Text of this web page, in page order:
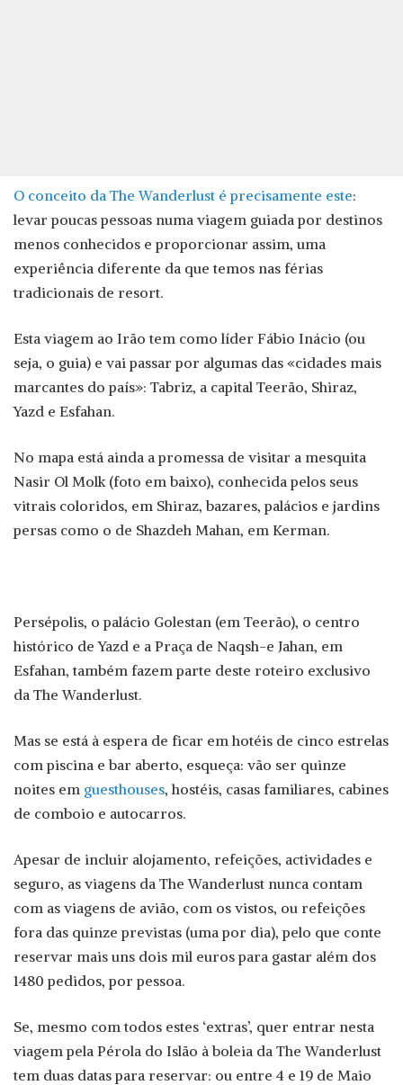
O conceito da The Wanderlust é precisamente este:
levar poucas pessoas numa viagem guiada por destinos
menos conhecidos e proporcionar assim, uma
experiência diferente da que temos nas férias
tradicionais de resort.
Esta viagem ao Irão tem como líder Fábio Inácio (ou
seja, o guia) e vai passar por algumas das «cidades mais
marcantes do país»: Tabriz, a capital Teerão, Shiraz,
Yazd e Esfahan.
No mapa está ainda a promessa de visitar a mesquita
Nasir Ol Molk (foto em baixo), conhecida pelos seus
vitrais coloridos, em Shiraz, bazares, palácios e jardins
persas como o de Shazdeh Mahan, em Kerman.
Persépolis, o palácio Golestan (em Teerão), o centro
histórico de Yazd e a Praça de Naqsh-e Jahan, em
Esfahan, também fazem parte deste roteiro exclusivo
da The Wanderlust.
Mas se está à espera de ficar em hotéis de cinco estrelas
com piscina e bar aberto, esqueça: vão ser quinze
noites em guesthouses, hostéis, casas familiares, cabines
de comboio e autocarros.
Apesar de incluir alojamento, refeições, actividades e
seguro, as viagens da The Wanderlust nunca contam
com as viagens de avião, com os vistos, ou refeições
fora das quinze previstas (uma por dia), pelo que conte
reservar mais uns dois mil euros para gastar além dos
1480 pedidos, por pessoa.
Se, mesmo com todos estes ‘extras’, quer entrar nesta
viagem pela Pérola do Islão à boleia da The Wanderlust
tem duas datas para reservar: ou entre 4 e 19 de Maio